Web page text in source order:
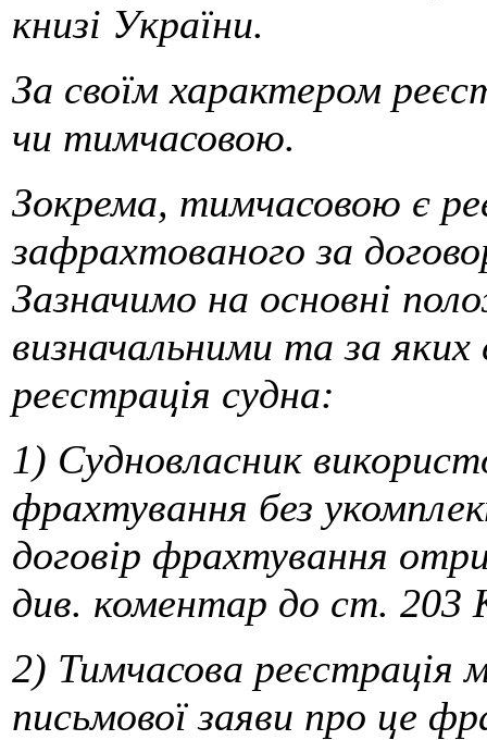
книзі України.
За своїм характером
чи тимчасовою.
Зокрема, тимчасовою є
зафрахтованого за
Зазначимо на основні
визначальними та за
реєстрація судна:
1) Судновласник
фрахтування без
договір фрахтування
див. коментар до ст.
2) Тимчасова реєстрація
письмової заяви про це